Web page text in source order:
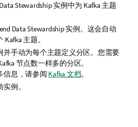
Stewardship实例中为 Kafka 主题
Data Stewardship实例。这会自动
Kafka 主题。
并手动为每个主题定义分区。您需要
节点数一样多的分区。
信息，请参阅 Kafka 文档。
例。